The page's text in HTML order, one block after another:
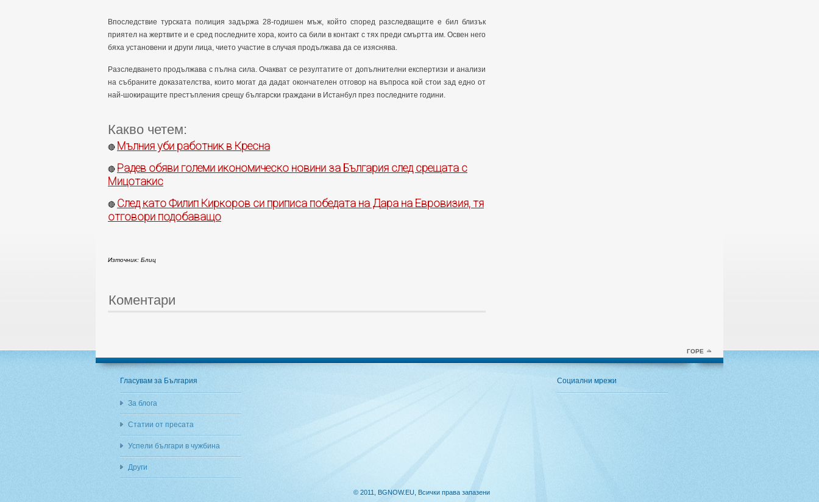
Впоследствие турската полиция задържа 28-годишен мъж, който според разследващите е бил близък
приятел на жертвите и е сред последните хора, които са били в контакт с тях преди смъртта им. Освен него
бяха установени и други лица, чието участие в случая продължава да се изяснява.
Разследването продължава с пълна сила. Очакват се резултатите от допълнителни експертизи и анализи
на събраните доказателства, които могат да дадат окончателен отговор на въпроса кой стои зад едно от
най-шокиращите престъпления срещу български граждани в Истанбул през последните години.
Какво четем:
🔴 Мълния уби работник в Кресна
🔴 Радев обяви големи икономическо новини за България след срещата с
Мицотакис
🔴 След като Филип Киркоров си приписа победата на Дара на Евровизия, тя
отговори подобаващо
Източник: Блиц
Коментари
ГОРЕ
Гласувам за България
За блога
Статии от пресата
Успели българи в чужбина
Други
Социални мрежи
© 2011, BGNOW.EU, Всички права запазени